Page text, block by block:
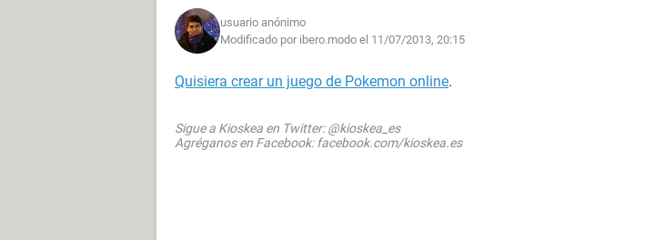
usuario anónimo
Modificado por ibero.modo el 11/07/2013, 20:15
Quisiera crear un juego de Pokemon online.
Sigue a Kioskea en Twitter: @kioskea_es
Agréganos en Facebook: facebook.com/kioskea.es